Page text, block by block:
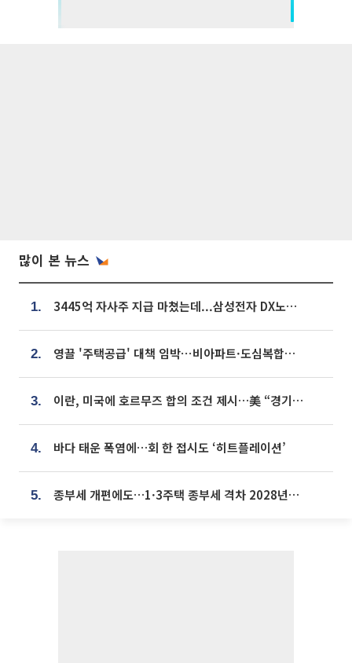
많이 본 뉴스
1. 3445억 자사주 지급 마쳤는데...삼성전자 DX노조, 뒤늦은 '떼쓰기 집회'
2. 영끌 '주택공급' 대책 임박⋯비아파트·도심복합까지 총동원
3. 이란, 미국에 호르무즈 합의 조건 제시…美 “경기 아직 안 끝나” [종합]
4. 바다 태운 폭염에…회 한 접시도 ‘히트플레이션’
5. 종부세 개편에도…1·3주택 종부세 격차 2028년부터 확대